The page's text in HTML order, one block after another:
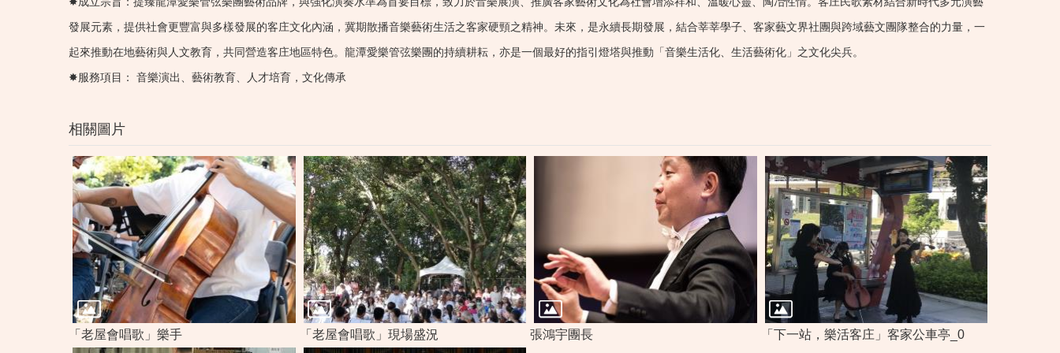
發展元素，提供社會更豐富與多樣發展的客庄文化內涵，冀期散播音樂藝術生活之客家硬頸之精神。未來，是永續長期發展，結合莘莘學子、客家藝文界社團與跨域藝文團隊整合的力量，一
起來推動在地藝術與人文教育，共同營造客庄地區特色。龍潭愛樂管弦樂團的持續耕耘，亦是一個最好的指引燈塔與推動「音樂生活化、生活藝術化」之文化尖兵。
✸服務項目： 音樂演出、藝術教育、人才培育，文化傳承
相關圖片
「老屋會唱歌」樂手 「老屋會唱歌」現場盛況 張鴻宇團長 「下一站，樂活客庄」客家公車亭_0